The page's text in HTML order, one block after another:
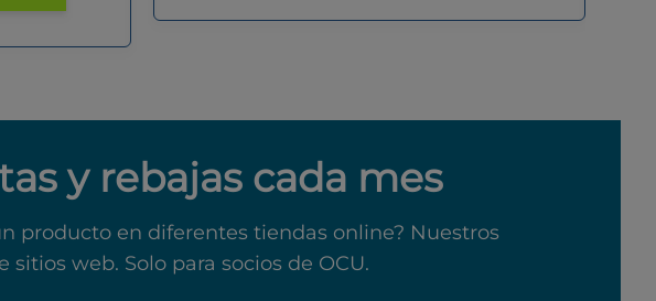
y rebajas cada mes
producto en diferentes tiendas online? Nuestros
web. Solo para socios de OCU.